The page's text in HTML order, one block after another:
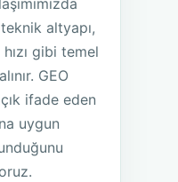
altyapı,
gibi temel
GEO
ifade eden
uygun